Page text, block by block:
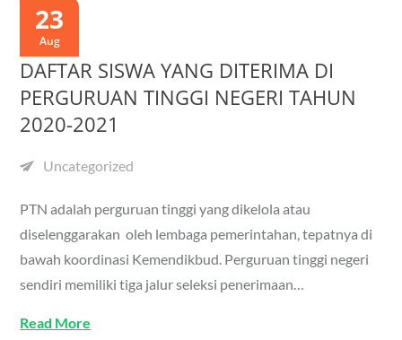
23
Aug
DAFTAR SISWA YANG DITERIMA DI
PERGURUAN TINGGI NEGERI TAHUN
2020-2021
Uncategorized
PTN adalah perguruan tinggi yang dikelola atau
diselenggarakan oleh lembaga pemerintahan, tepatnya di
bawah koordinasi Kemendikbud. Perguruan tinggi negeri
sendiri memiliki tiga jalur seleksi penerimaan…
Read More